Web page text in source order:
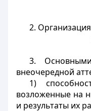
2.
3.
внеочередной
1)
возложенные на
и результаты их